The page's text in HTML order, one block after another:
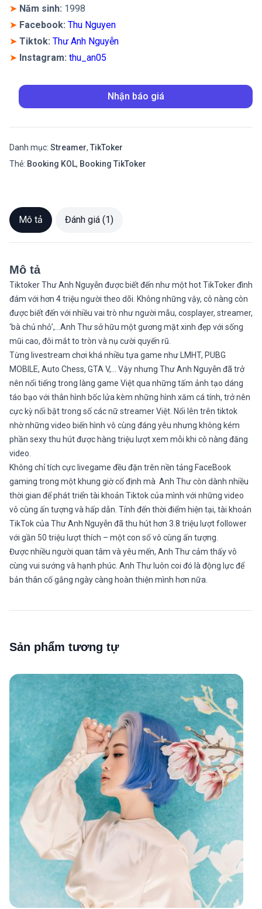
➤ Năm sinh: 1998
➤ Facebook: Thu Nguyen
➤ Tiktok: Thư Anh Nguyễn
➤ Instagram: thu_an05
Nhận báo giá
Danh mục: Streamer, TikToker
Thẻ: Booking KOL, Booking TikToker
Mô tả Đánh giá (1)
Mô tả
Tiktoker Thư Anh Nguyễn được biết đến như một hot TikToker đình
đám với hơn 4 triệu người theo dõi. Không những vậy, cô nàng còn
được biết đến với nhiều vai trò như người mẫu, cosplayer, streamer,
‘bà chủ nhỏ’,…Anh Thư sở hữu một gương mặt xinh đẹp với sống
mũi cao, đôi mắt to tròn và nụ cười quyến rũ.
Từng livestream chơi khá nhiều tựa game như LMHT, PUBG
MOBILE, Auto Chess, GTA V,… Vậy nhưng Thư Anh Nguyễn đã trở
nên nổi tiếng trong làng game Việt qua những tấm ảnh tạo dáng
táo bạo với thân hình bốc lửa kèm những hình xăm cá tính, trở nên
cực kỳ nổi bật trong số các nữ streamer Việt. Nổi lên trên tiktok
nhờ những video biến hình vô cùng đáng yêu nhưng không kém
phần sexy thu hút được hàng triệu lượt xem mỗi khi cô nàng đăng
video.
Không chỉ tích cực livegame đều đặn trên nền tảng FaceBook
gaming trong một khung giờ cố định mà Anh Thư còn dành nhiều
thời gian để phát triển tài khoản Tiktok của mình với những video
vô cùng ấn tượng và hấp dẫn. Tính đến thời điểm hiện tại, tài khoản
TikTok của Thư Anh Nguyễn đã thu hút hơn 3.8 triệu lượt follower
với gần 50 triệu lượt thích – một con số vô cùng ấn tượng.
Được nhiều người quan tâm và yêu mến, Anh Thư cảm thấy vô
cùng vui sướng và hạnh phúc. Anh Thư luôn coi đó là động lực để
bản thân cố gắng ngày càng hoàn thiện mình hơn nữa.
Sản phẩm tương tự